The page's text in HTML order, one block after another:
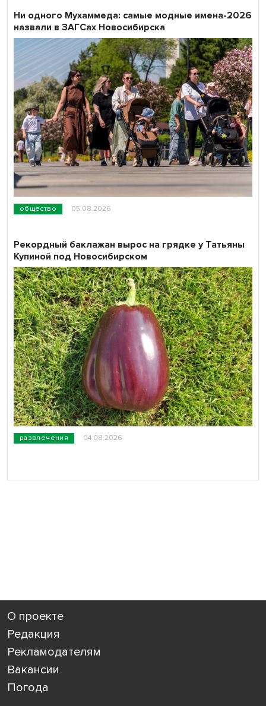
общество 05.08.2026
Ни одного Мухаммеда: самые модные имена-2026
назвали в ЗАГСах Новосибирска
развлечения 04.08.2026
Рекордный баклажан вырос на грядке у Татьяны
Купиной под Новосибирском
О проекте
Редакция
Рекламодателям
Вакансии
Погода